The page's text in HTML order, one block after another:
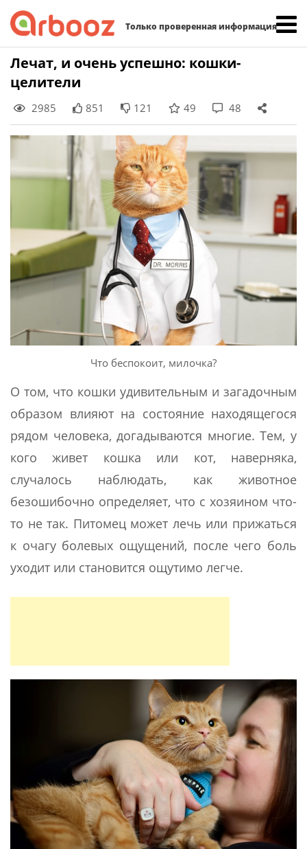
Только проверенная информация
Skip
content
Лечат, и очень успешно: кошки-
целители
2985 851 121 49 48
Что беспокоит, милочка?
О том, что кошки удивительным и загадочным
образом влияют на состояние находящегося
рядом человека, догадываются многие. Тем, у
кого живет кошка или кот, наверняка,
случалось наблюдать, как животное
безошибочно определяет, что с хозяином что-
то не так. Питомец может лечь или прижаться
к очагу болевых ощущений, после чего боль
уходит или становится ощутимо легче.
Найти: